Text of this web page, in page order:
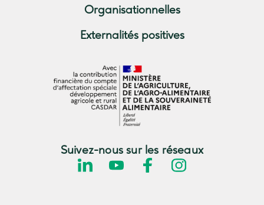
Organisationnelles
Externalités positives
Suivez-nous sur les réseaux